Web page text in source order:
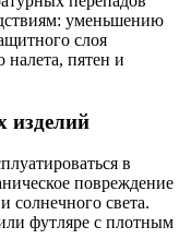
уменьшению
слоя
пятен и
изделий
в
повреждение
солнечного света.
футляре с плотным